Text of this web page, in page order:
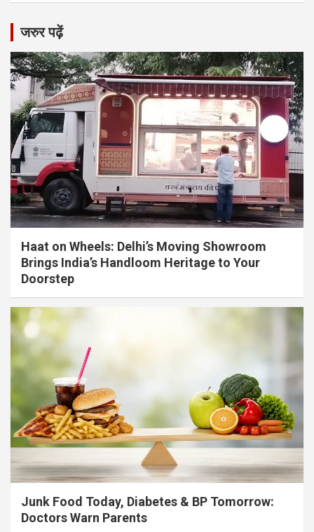
जरुर पढ़ें
Haat on Wheels: Delhi’s Moving Showroom
Brings India’s Handloom Heritage to Your
Doorstep
Junk Food Today, Diabetes & BP Tomorrow:
Doctors Warn Parents